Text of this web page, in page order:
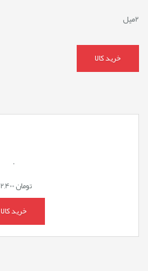
2میل
خرید کالا
.
تومان
خرید کالا